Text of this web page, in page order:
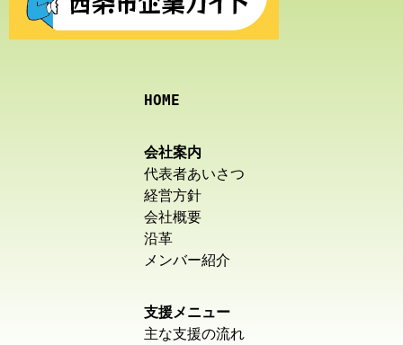
HOME
会社案内
代表者あいさつ
経営方針
会社概要
沿革
メンバー紹介
支援メニュー
主な支援の流れ